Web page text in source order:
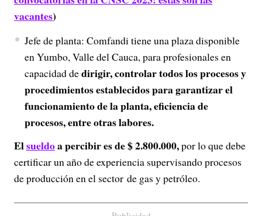
vacantes)
Jefe de planta: Comfandi tiene una plaza disponible
en Yumbo, Valle del Cauca, para profesionales en
capacidad dedirigir, controlar todos los procesos y
procedimientos establecidos para garantizar el
funcionamiento de la planta, eficiencia de
procesos, entre otras labores.
Elsueldoa percibir es de $ 2.800.000,por lo que debe
certificar un año de experiencia supervisando procesos
de producción en el sector de gas y petróleo.